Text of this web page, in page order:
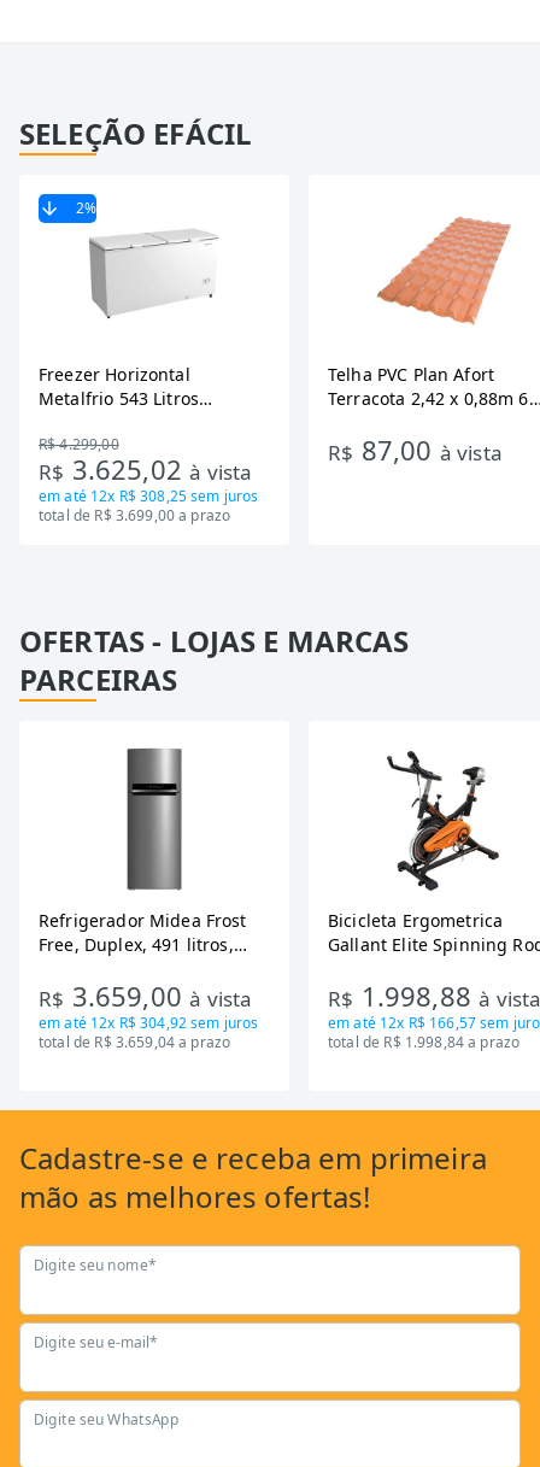
SELEÇÃO EFÁCIL
2%
Freezer Horizontal
Metalfrio 543 Litros
Tecnologia Inverter, Branco,
Bivolt
R$ 4.299,00
R$ 3.625,02à vista
em até 12x R$ 308,25sem juros
total de R$ 3.699,00 a prazo
Telha PVC Plan Afort
Terracota 2,42 x 0,88m 6
R$ 87,00 à vista
OFERTAS - LOJAS E MARCAS
PARCEIRAS
Refrigerador Midea Frost
Free, Duplex, 491 litros,
RT650EVK463)
R$ 3.659,00à vista
em até 12x R$ 304,92sem juros
total de R$ 3.659,04 a prazo
Bicicleta Ergometrica
Gallant Elite Spinning
Mecanica GSB13HBTA-PT
R$ 1.998,88à
em até 12x R$ 166,57sem
total de R$ 1.998,84 a prazo
Cadastre-se e receba em primeira
mão as melhores ofertas!
Digite seu nome*
Digite seu e-mail*
Digite seu WhatsApp